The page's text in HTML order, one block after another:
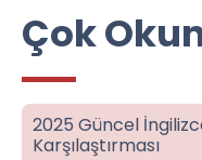
Çok
2025 Güncel
Karşılaştırması